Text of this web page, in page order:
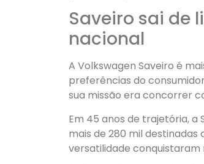
Saveiro sai de
nacional
A Volkswagen Saveiro é
preferências do
sua missão era concorrer
Em 45 anos de trajetória, a
mais de 280 mil
versatilidade conquistaram